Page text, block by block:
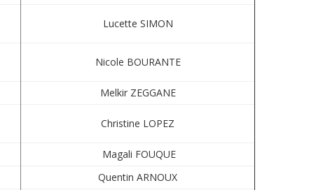
Lucette SIMON
Nicole BOURANTE
Melkir ZEGGANE
Christine LOPEZ
Magali FOUQUE
Quentin ARNOUX